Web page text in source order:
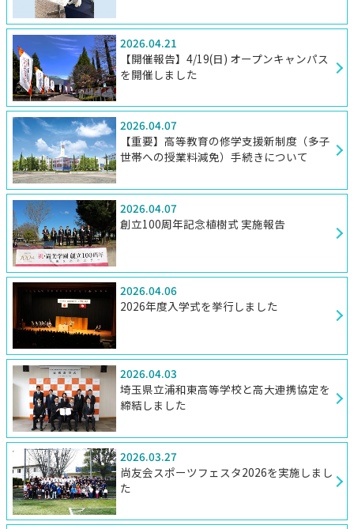
2026.04.21
【開催報告】4/19(日) オープンキャンパス
を開催しました
2026.04.07
【重要】高等教育の修学支援新制度（多子
世帯への授業料減免）手続きについて
2026.04.07
創立100周年記念植樹式 実施報告
2026.04.06
2026年度入学式を挙行しました
2026.04.03
埼玉県立浦和東高等学校と高大連携協定を
締結しました
2026.03.27
尚友会スポーツフェスタ2026を実施しまし
た